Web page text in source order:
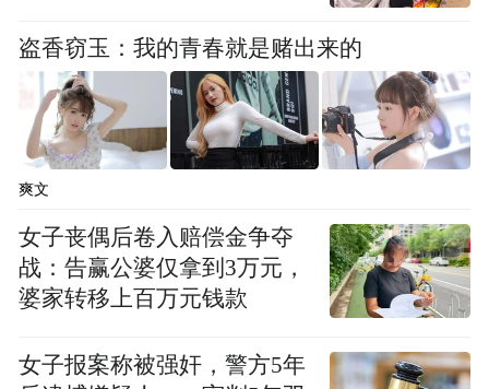
盗香窃玉：我的青春就是赌出来的
爽文
女子丧偶后卷入赔偿金争夺
战：告赢公婆仅拿到3万元，
婆家转移上百万元钱款
女子报案称被强奸，警方5年